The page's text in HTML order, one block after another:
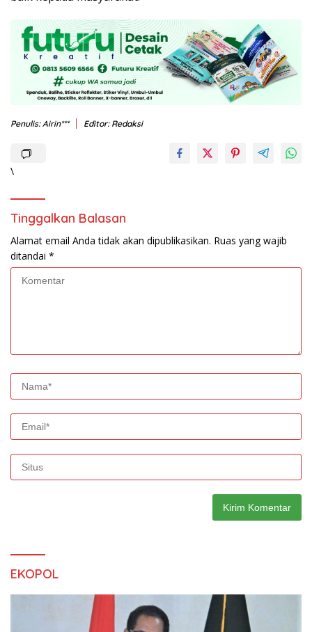
Penulis: Airin*** Editor: Redaksi
\
Tinggalkan Balasan
Alamat email Anda tidak akan dipublikasikan. Ruas yang wajib
ditandai *
EKOPOL